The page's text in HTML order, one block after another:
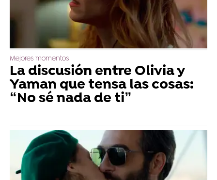
Mejores momentos
La discusión entre Olivia y
Yaman que tensa las cosas:
“No sé nada de ti”